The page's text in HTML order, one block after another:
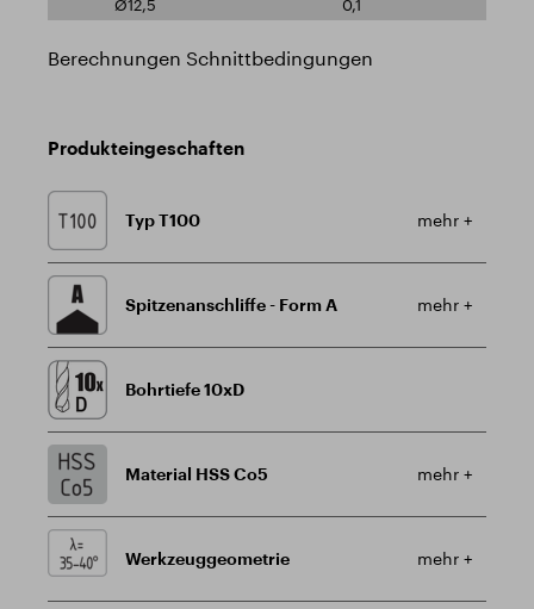
0,1
Berechnungen Schnittbedingungen
Produkteingeschaften
Typ T100 mehr +
Spitzenanschliffe - Form A mehr +
Bohrtiefe 10xD
Material HSS Co5 mehr +
Werkzeuggeometrie mehr +